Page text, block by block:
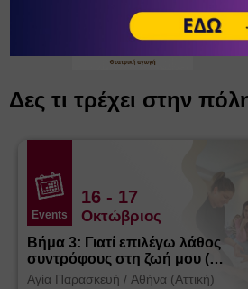
Δες τι τρέχει στην
Events
16 - 17
Οκτώβριος
Βήμα 3: Γιατί επιλέγω λάθος
συντρόφους στη ζωή μου (
Θεσσαλονίκη)
Αγία Παρασκευή / Αθήνα (Αττική)